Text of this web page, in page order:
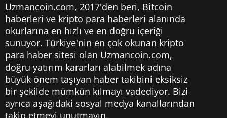
Uzmancoin.com, 2017'den beri, Bitcoin
haberleri ve kripto para haberleri alanında
okurlarına en hızlı ve en doğru içeriği
sunuyor. Türkiye'nin en çok okunan kripto
para haber sitesi olan Uzmancoin.com,
doğru yatırım kararları alabilmek adına
büyük önem taşıyan haber takibini eksiksiz
bir şekilde mümkün kılmayı vadediyor. Bizi
ayrıca aşağıdaki sosyal medya kanallarından